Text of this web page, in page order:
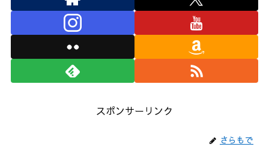
スポンサーリンク
さらもで